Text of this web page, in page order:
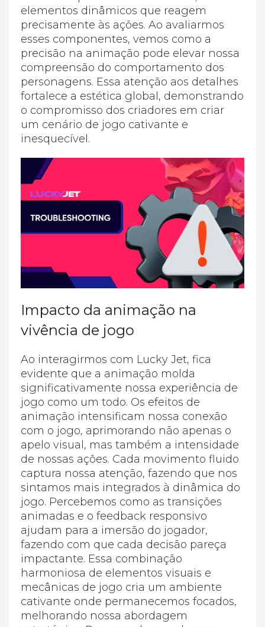
elementos dinâmicos que reagem
precisamente às ações. Ao avaliarmos
esses componentes, vemos como a
precisão na animação pode elevar nossa
compreensão do comportamento dos
personagens. Essa atenção aos detalhes
fortalece a estética global, demonstrando
o compromisso dos criadores em criar
um cenário de jogo cativante e
inesquecível.
Impacto da animação na
vivência de jogo
Ao interagirmos com Lucky Jet, fica
evidente que a animação molda
significativamente nossa experiência de
jogo como um todo. Os efeitos de
animação intensificam nossa conexão
com o jogo, aprimorando não apenas o
apelo visual, mas também a intensidade
de nossas ações. Cada movimento fluido
captura nossa atenção, fazendo que nos
sintamos mais integrados à dinâmica do
jogo. Percebemos como as transições
animadas e o feedback responsivo
ajudam para a imersão do jogador,
fazendo com que cada decisão pareça
impactante. Essa combinação
harmoniosa de elementos visuais e
mecânicas de jogo cria um ambiente
cativante onde permanecemos focados,
melhorando nossa abordagem